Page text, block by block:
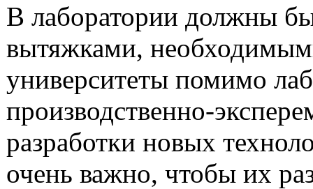
В лаборатории должны
вытяжками,
университеты помимо
производственно-
разработки новых
очень важно, чтобы их